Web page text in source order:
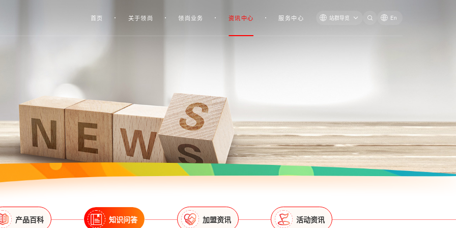
首页 关于领尚 领尚业务 资讯中心 服务中心 站群导览 En
产品百科 知识问答 加盟资讯 活动资讯